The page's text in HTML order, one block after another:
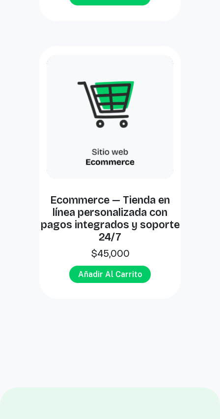
Ecommerce — Tienda en
línea personalizada con
pagos integrados y soporte
24/7
$45,000
Añadir Al Carrito